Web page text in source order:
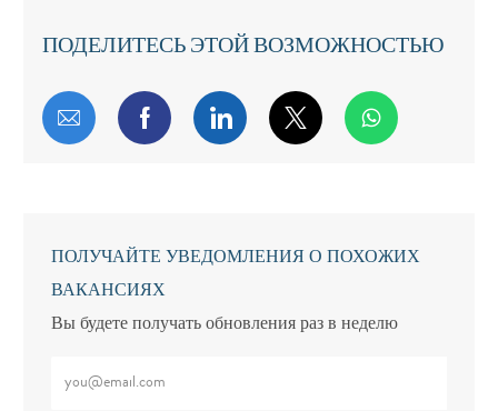
ПОДЕЛИТЕСЬ ЭТОЙ ВОЗМОЖНОСТЬЮ
Поделиться по электронной почте
Поделиться через Facebook
Поделиться через LinkedIn
Поделиться через
ПОЛУЧАЙТЕ УВЕДОМЛЕНИЯ О ПОХОЖИХ
ВАКАНСИЯХ
Вы будете получать обновления раз в неделю